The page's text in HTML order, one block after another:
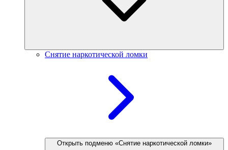
Снятие наркотической ломки
Открыть подменю «Снятие наркотической ломки»